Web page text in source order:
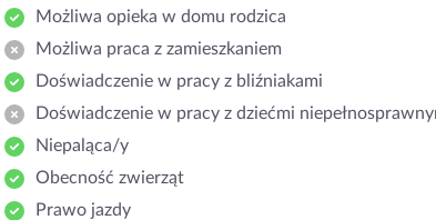
Możliwa opieka w domu rodzica
Możliwa praca z zamieszkaniem
Doświadczenie w pracy z bliźniakami
Doświadczenie w pracy z dziećmi
Niepaląca/y
Obecność zwierząt
Prawo jazdy